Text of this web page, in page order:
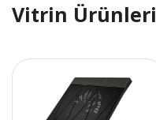
Vitrin Ürünleri